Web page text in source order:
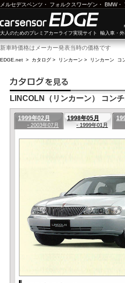
メルセデスベンツ ・ フォルクスワーゲン ・ BMW・
大人のためのプレミアカーライフ実現サイト 輸入車・
新車時価格はメーカー発表当時の価格です
EDGE.net > カタログ > リンカーン > リンカーン コ
LINCOLN（リンカーン） コン
1999年02月
- 2003年07月
1998年05月
- 1999年01月